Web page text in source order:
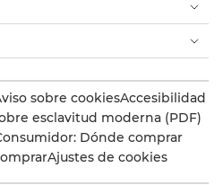
sobre cookiesAccesibilidad
esclavitud moderna (PDF)
Dónde comprar
Ajustes de cookies